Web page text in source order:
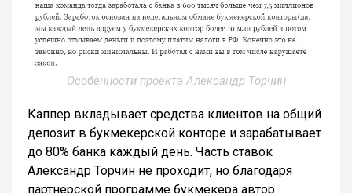
Особенности проекта Александр Торчин
Каппер вкладывает средства клиентов на общий
депозит в букмекерской конторе и зарабатывает
до 80% банка каждый день. Часть ставок
Александр Торчин не проходит, но благодаря
партнерской программе букмекера автор